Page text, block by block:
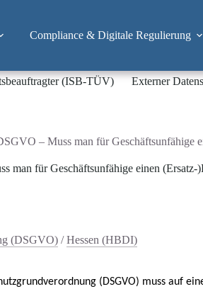
Compliance & Digitale Regulierung
(ISB-TÜV) Externer
– Muss man für Geschäftsunfähige
für Geschäftsunfähige einen (Ersatz-
(DSGVO) /Hessen (HBDI)
(DSGVO) muss auf